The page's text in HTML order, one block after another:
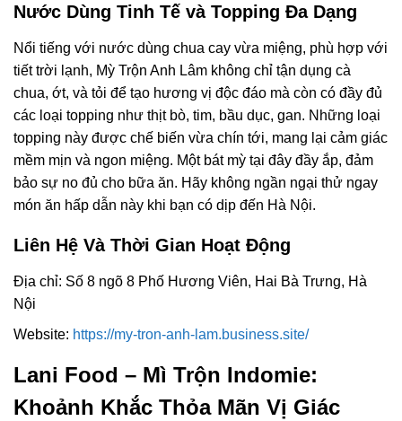
Nước Dùng Tinh Tế và Topping Đa Dạng
Nổi tiếng với nước dùng chua cay vừa miệng, phù hợp với
tiết trời lạnh, Mỳ Trộn Anh Lâm không chỉ tận dụng cà
chua, ớt, và tỏi để tạo hương vị độc đáo mà còn có đầy đủ
các loại topping như thịt bò, tim, bầu dục, gan. Những loại
topping này được chế biến vừa chín tới, mang lại cảm giác
mềm mịn và ngon miệng. Một bát mỳ tại đây đầy ắp, đảm
bảo sự no đủ cho bữa ăn. Hãy không ngần ngại thử ngay
món ăn hấp dẫn này khi bạn có dịp đến Hà Nội.
Liên Hệ Và Thời Gian Hoạt Động
Địa chỉ: Số 8 ngõ 8 Phố Hương Viên, Hai Bà Trưng, Hà
Nội
Website: https://my-tron-anh-lam.business.site/
Lani Food – Mì Trộn Indomie:
Khoảnh Khắc Thỏa Mãn Vị Giác